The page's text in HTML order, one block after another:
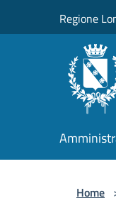
Regione
Home